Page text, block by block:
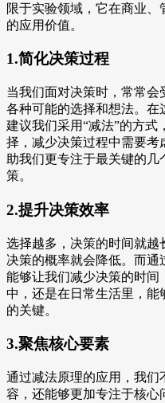
限于实验领域，它在商业
的应用价值。
1.简化决策过程
当我们面对决策时，常常会
各种可能的选择和想法。在
建议我们采用“减法”的方
择，减少决策过程中需要
助我们更专注于最关键的
策。
2.提升决策效率
选择越多，决策的时间就越
决策的概率就会降低。而
能够让我们减少决策的时间
中，还是在日常生活里，
的关键。
3.聚焦核心要素
通过减法原理的应用，我们
容，还能够更加专注于核